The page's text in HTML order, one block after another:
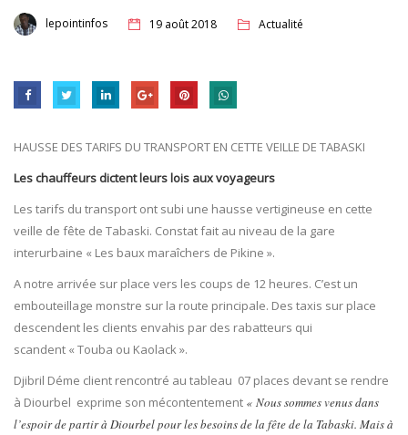
lepointinfos 19 août 2018 Actualité
HAUSSE DES TARIFS DU TRANSPORT EN CETTE VEILLE DE TABASKI
Les chauffeurs dictent leurs lois aux voyageurs
Les tarifs du transport ont subi une hausse vertigineuse en cette
veille de fête de Tabaski. Constat fait au niveau de la gare
interurbaine « Les baux maraîchers de Pikine ».
A notre arrivée sur place vers les coups de 12 heures. C’est un
embouteillage monstre sur la route principale. Des taxis sur place
descendent les clients envahis par des rabatteurs qui
scandent « Touba ou Kaolack ».
Djibril Déme client rencontré au tableau 07 places devant se rendre
à Diourbel exprime son mécontentement « Nous sommes venus dans
l’espoir de partir à Diourbel pour les besoins de la fête de la Tabaski. Mais à